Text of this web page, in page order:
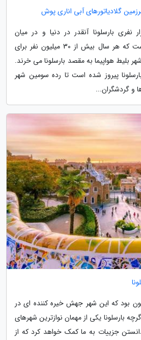
گلادیاتورهای آبی اناری پوش
میلیون 600 هزار نفری بارسلونا آنقدر در دنیا و در میان
دنیاگردان معروف شده است که هر سال بیش از 30 میلیون نفر برای
بلیط هواپیما به مقصد بارسلونا می خرند.
پیروز شده است تا رده سومین شهر
و گردشگران...
بود که این شهر جهش خیره کننده ای در
بارسلونا یکی از مهمان نوازترین شهرهای
جزییات به ما کمک خواهد کرد که از